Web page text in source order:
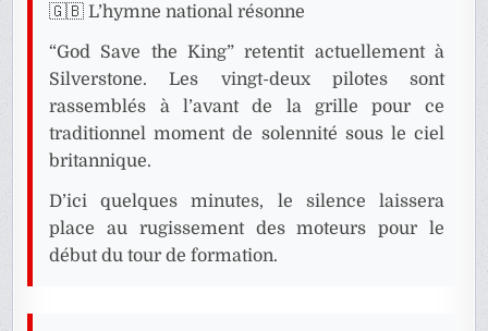
🇬🇧 L’hymne national résonne
“God Save the King” retentit actuellement à
Silverstone. Les vingt-deux pilotes sont
rassemblés à l’avant de la grille pour ce
traditionnel moment de solennité sous le ciel
britannique.
D’ici quelques minutes, le silence laissera
place au rugissement des moteurs pour le
début du tour de formation.